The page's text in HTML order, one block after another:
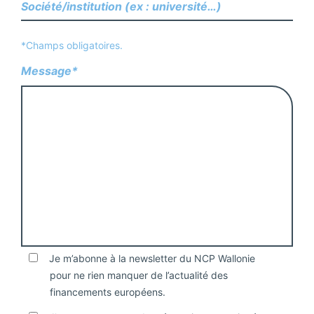
*Champs obligatoires.
Message*
Je m’abonne à la newsletter du NCP Wallonie
pour ne rien manquer de l’actualité des
financements européens.